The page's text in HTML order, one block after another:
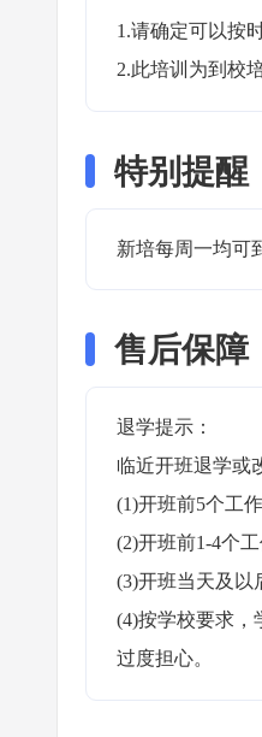
1.请确定可以按
2.此培训为到校
特别提醒
新培每周一均可
售后保障
退学提示：
临近开班退学或
(1)开班前5个工
(2)开班前1-4个
(3)开班当天及以
(4)按学校要求，
过度担心。